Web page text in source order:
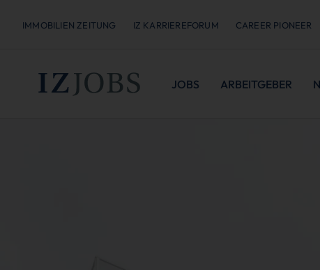
IMMOBILIEN ZEITUNG IZ KARRIEREFORUM CAREER PIONEER
JOBS ARBEITGEBER